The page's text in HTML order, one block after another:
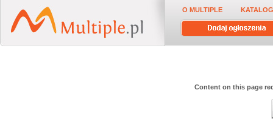
O MULTIPLE
Content on this page